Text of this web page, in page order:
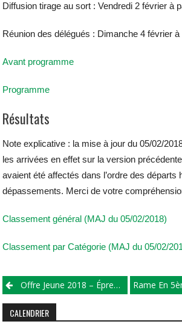
Diffusion tirage au sort : Vendredi 2 février à
Réunion des délégués : Dimanche 4 février à
Avant programme
Programme
Résultats
Note explicative : la mise à jour du 05/02/
les arrivées en effet sur la version
avaient été affectés dans l’ordre des départs
dépassements. Merci de votre
Classement général (MAJ du 05/02/2018)
Classement par Catégorie (MAJ du 05/02/
Offre Jeune 2018 – Épreuve Au Sol Rame En 5ème-Collège Olivier De
CALENDRIER